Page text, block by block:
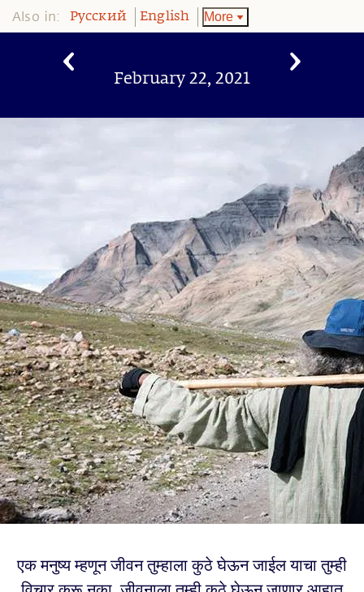
Also in: Pусский English More
February 22, 2021
एक मनुष्य म्हणून जीवन तुम्हाला कुठे घेऊन जाईल याचा तुम्ही